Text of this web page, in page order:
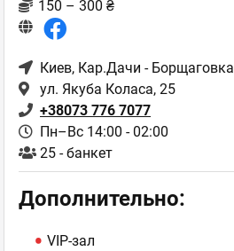
150 – 300 ₴
Киев, Кар.Дачи - Борщаговка
ул. Якуба Коласа, 25
+38073 776 7077
Пн–Вс 14:00 - 02:00
25 - банкет
Дополнительно:
VIP-зал